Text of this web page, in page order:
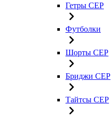
Гетры CEP
Футболки
Шорты CEP
Бриджи CEP
Тайтсы CEP